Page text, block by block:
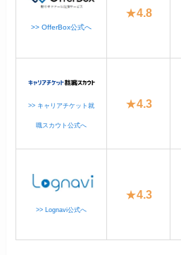
>> OfferBox公式へ
★4.8
>> キャリアチケット就
職スカウト公式へ
★4.3
>> Lognavi公式へ
★4.3